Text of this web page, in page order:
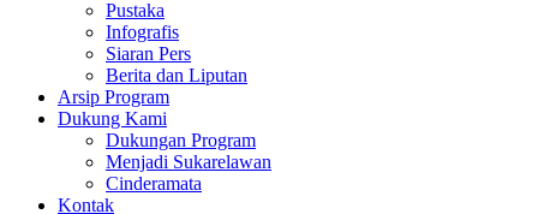
Pustaka
Infografis
Siaran Pers
Berita dan Liputan
Arsip Program
Dukung Kami
Dukungan Program
Menjadi Sukarelawan
Cinderamata
Kontak